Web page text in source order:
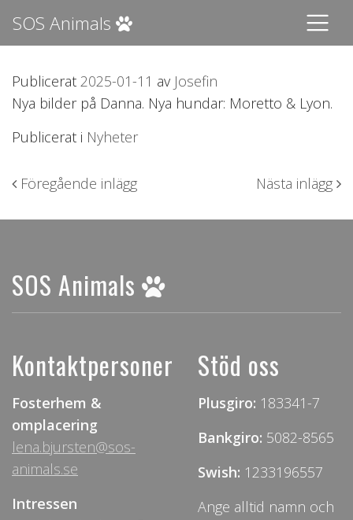
SOS Animals
Publicerat 2025-01-11 av Josefin
Nya bilder på Danna. Nya hundar: Moretto & Lyon.
Publicerat i Nyheter
Inläggsnavigering
Föregående inlägg Nästa inlägg
SOS Animals
Kontaktpersoner
Fosterhem &
omplacering
lena.bjursten@sos-
animals.se
Intressen
Stöd oss
Plusgiro: 183341-7
Bankgiro: 5082-8565
Swish: 1233196557
Ange alltid namn och